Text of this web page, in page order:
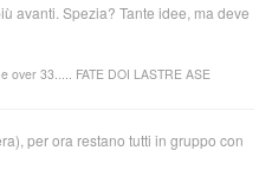
avanti. Spezia? Tante idee, ma deve
over 33..... FATE DOI LASTRE ASE
per ora restano tutti in gruppo con